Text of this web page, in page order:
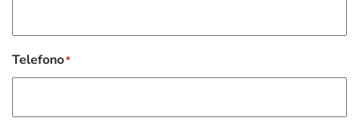
Telefono*